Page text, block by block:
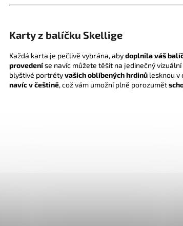
Karty z balíčku Skellige
Každá karta je pečlivě vybrána, abydoplnila váš
provedeníse navíc můžete těšit na jedinečný
blyštivé portrétyvašich oblíbených hrdinů lesknou v
navíc v češtině, což vám umožní plně porozumět